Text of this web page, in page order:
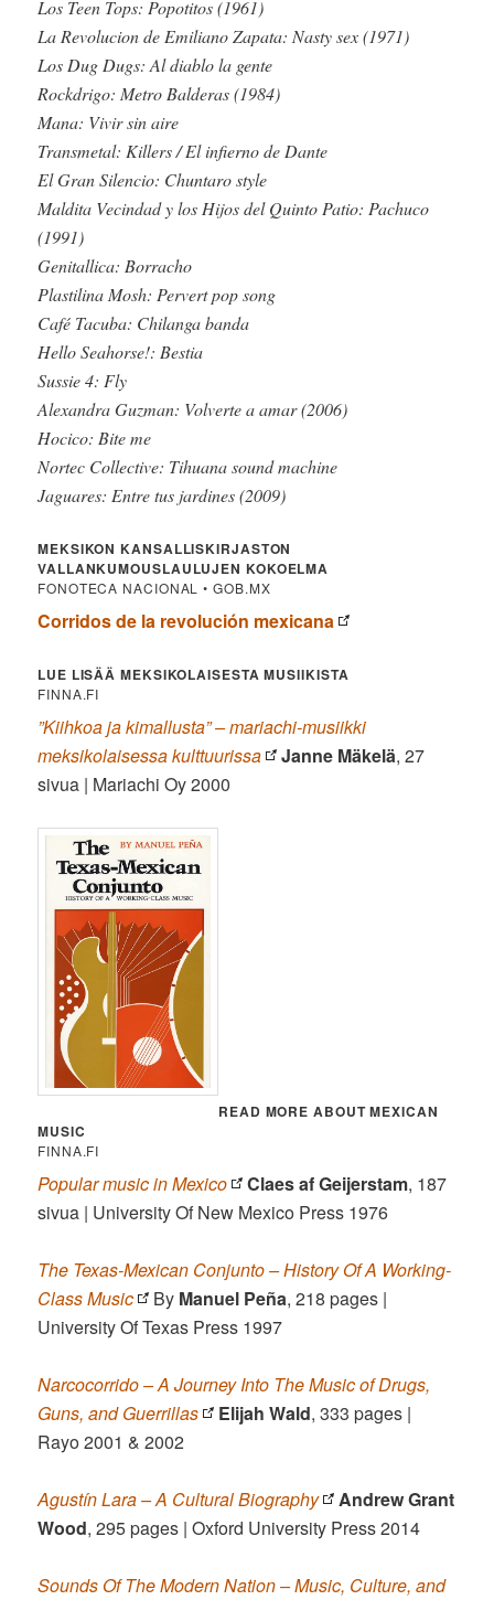
Los Teen Tops: Popotitos (1961)
La Revolucion de Emiliano Zapata: Nasty sex (1971)
Los Dug Dugs: Al diablo la gente
Rockdrigo: Metro Balderas (1984)
Mana: Vivir sin aire
Transmetal: Killers / El infierno de Dante
El Gran Silencio: Chuntaro style
Maldita Vecindad y los Hijos del Quinto Patio: Pachuco
(1991)
Genitallica: Borracho
Plastilina Mosh: Pervert pop song
Café Tacuba: Chilanga banda
Hello Seahorse!: Bestia
Sussie 4: Fly
Alexandra Guzman: Volverte a amar (2006)
Hocico: Bite me
Nortec Collective: Tihuana sound machine
Jaguares: Entre tus jardines (2009)
MEKSIKON KANSALLISKIRJASTON
VALLANKUMOUSLAULUJEN KOKOELMA
FONOTECA NACIONAL • GOB.MX
Corridos de la revolución mexicana
LUE LISÄÄ MEKSIKOLAISESTA MUSIIKISTA
FINNA.FI
”Kiihkoa ja kimallusta” – mariachi-musiikki
meksikolaisessa kulttuurissa
Janne Mäkelä, 27
sivua | Mariachi Oy 2000
READ MORE ABOUT MEXICAN
MUSIC
FINNA.FI
Popular music in Mexico Claes af Geijerstam, 187
sivua | University Of New Mexico Press 1976
The Texas-Mexican Conjunto – History Of A Working-
Class Music
By Manuel Peña, 218 pages |
University Of Texas Press 1997
Narcocorrido – A Journey Into The Music of Drugs,
Guns, and Guerrillas
Elijah Wald, 333 pages |
Rayo 2001 & 2002
Agustín Lara – A Cultural Biography
Andrew Grant
Wood, 295 pages | Oxford University Press 2014
Sounds Of The Modern Nation – Music, Culture, and